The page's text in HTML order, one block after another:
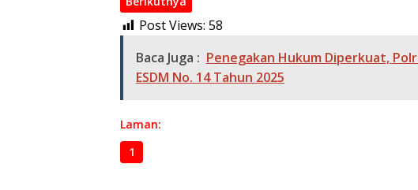
Post Views: 58
Baca Juga : Penegakan Hukum Diperkuat,
ESDM No. 14 Tahun 2025
Laman:
1